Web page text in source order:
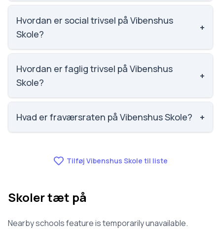
Email: VibenshusSkole@kk.dk. Telefon: 3366 1555.
Adresse: Vibenshus Skole Kertemindegade 10, 2100
København Ø. Skoleleder: Christian Munch Thorsen.
Hvordan er social trivsel på Vibenshus
Skole?
+
Social trivsel på Vibenshus Skole er 3.9 ud af 5,
nummer 955 ud af 3143 skoler. Scoren er baseret på
elevernes egne besvarelser.
Hvordan er faglig trivsel på Vibenshus
Skole?
+
Faglig trivsel på Vibenshus Skole er 3.6 ud af 5,
nummer 737 ud af 3143 skoler. Scoren er baseret på
Hvad er fraværsraten på Vibenshus Skole? +
Tilføj Vibenshus Skole til liste
Skoler tæt på
Nearby schools feature is temporarily unavailable.